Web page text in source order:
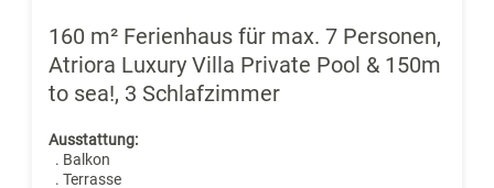
160 m² Ferienhaus für max. 7 Personen,
Atriora Luxury Villa Private Pool & 150m
to sea!, 3 Schlafzimmer
Ausstattung:
. Balkon
. Terrasse